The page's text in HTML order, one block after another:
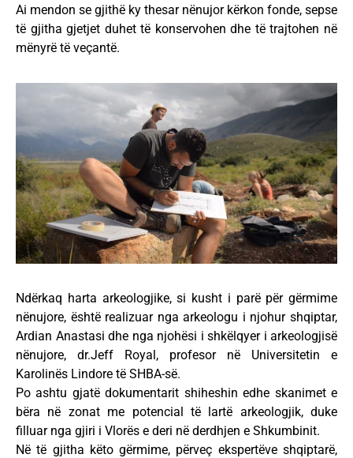
Ai mendon se gjithë ky thesar nënujor kërkon fonde, sepse
të gjitha gjetjet duhet të konservohen dhe të trajtohen në
mënyrë të veçantë.
Ndërkaq harta arkeologjike, si kusht i parë për gërmime
nënujore, është realizuar nga arkeologu i njohur shqiptar,
Ardian Anastasi dhe nga njohësi i shkëlqyer i arkeologjisë
nënujore, dr.Jeff Royal, profesor në Universitetin e
Karolinës Lindore të SHBA-së.
Po ashtu gjatë dokumentarit shiheshin edhe skanimet e
bëra në zonat me potencial të lartë arkeologjik, duke
filluar nga gjiri i Vlorës e deri në derdhjen e Shkumbinit.
Në të gjitha këto gërmime, përveç ekspertëve shqiptarë,